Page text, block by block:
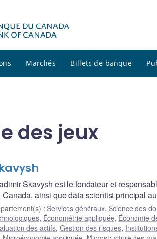
Marchés Billets de banque
des jeux
Skavysh est le fondateur et
Canada, ainsi que data scientist principal
: Services généraux, Science des
, Économétrie appliquée, Économie
des actifs, Gestion des risques,